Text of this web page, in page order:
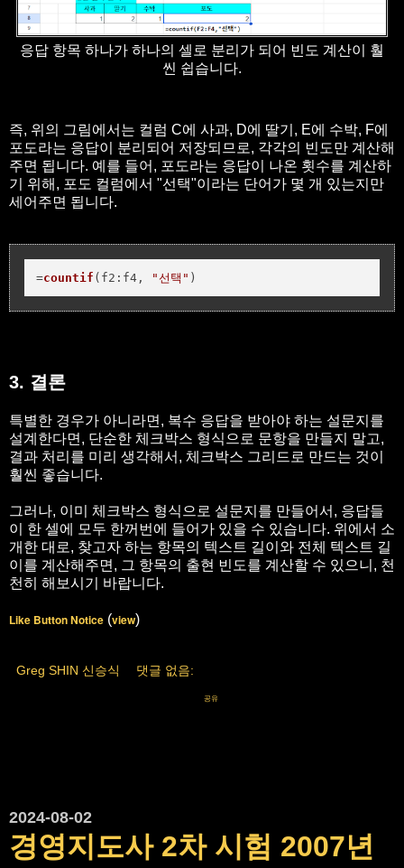
응답 항목 하나가 하나의 셀로 분리가 되어 빈도 계산이 훨
씬 쉽습니다.
즉, 위의 그림에서는 컬럼 C에 사과, D에 딸기, E에 수박, F에
포도라는 응답이 분리되어 저장되므로, 각각의 빈도만 계산해
주면 됩니다. 예를 들어, 포도라는 응답이 나온 횟수를 계산하
기 위해, 포도 컬럼에서 "선택"이라는 단어가 몇 개 있는지만
세어주면 됩니다.
=countif ( f2 :f4, "선택" )
3. 결론
특별한 경우가 아니라면, 복수 응답을 받아야 하는 설문지를
설계한다면, 단순한 체크박스 형식으로 문항을 만들지 말고,
결과 처리를 미리 생각해서, 체크박스 그리드로 만드는 것이
훨씬 좋습니다.
그러나, 이미 체크박스 형식으로 설문지를 만들어서, 응답들
이 한 셀에 모두 한꺼번에 들어가 있을 수 있습니다. 위에서 소
개한 대로, 찾고자 하는 항목의 텍스트 길이와 전체 텍스트 길
이를 계산해주면, 그 항목의 출현 빈도를 계산할 수 있으니, 천
천히 해보시기 바랍니다.
Like Button Notice (view)
Greg SHIN 신승식 댓글 없음:
공유
2024-08-02
경영지도사 2차 시험 2007년